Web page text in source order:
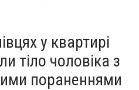
у квартирі
тіло чоловіка з
пораненнями